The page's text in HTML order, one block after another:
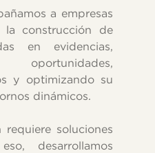
a empresas
la construcción de
en evidencias,
y optimizando su
dinámicos.
requiere soluciones
desarrollamos